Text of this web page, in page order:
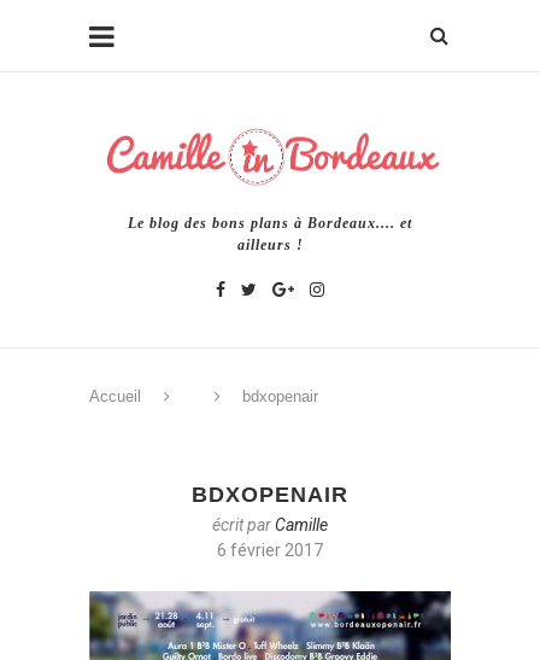
Le blog des bons plans à Bordeaux.... et
ailleurs !
Accueil bdxopenair
BDXOPENAIR
écrit parCamille
6 février 2017